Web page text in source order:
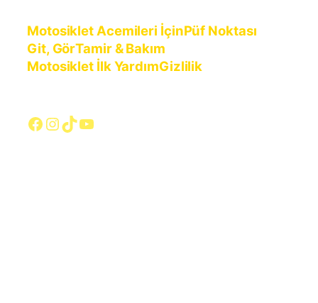
Motosiklet Acemileri İçinPüf Noktası
Git, GörTamir & Bakım
Motosiklet İlk YardımGizlilik
Facebook
Instagram
TikTok
YouTube